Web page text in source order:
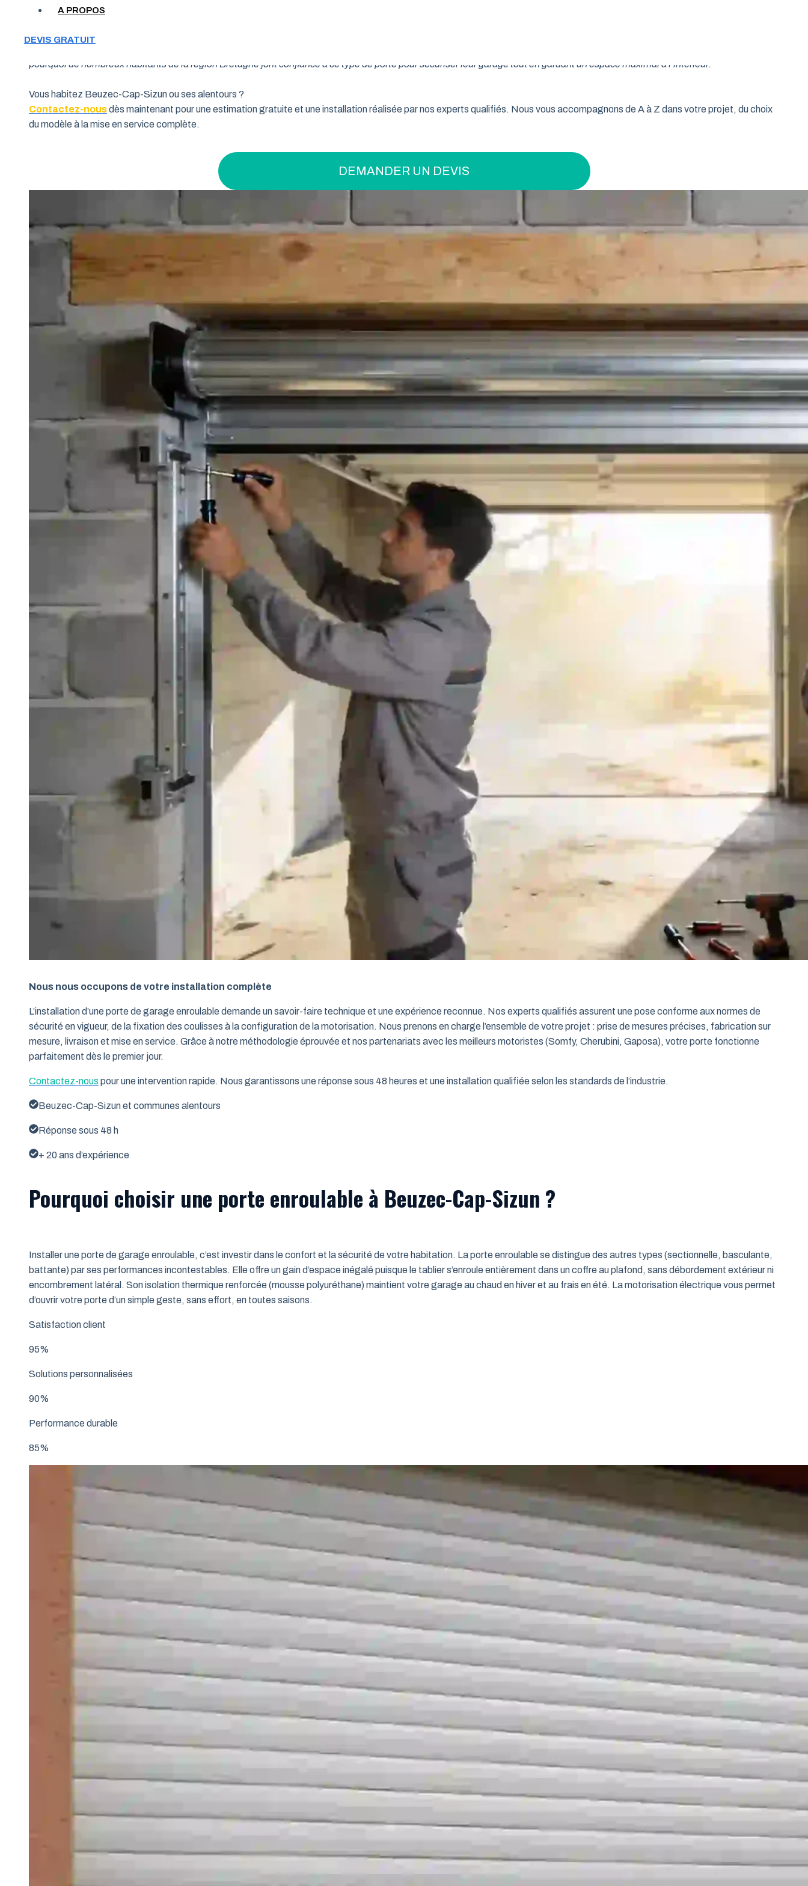
A PROPOS
DEVIS GRATUIT
pourquoi de nombreux habitants de la région Bretagne font confiance à ce type de porte pour sécuriser leur garage tout en gardant un espace maximal à l’intérieur.
Vous habitez Beuzec-Cap-Sizun ou ses alentours ?
Contactez-nousdès maintenant pour une estimation gratuite et une installation réalisée par nos experts qualifiés. Nous vous accompagnons de A à Z dans votre projet, du choix
du modèle à la mise en service complète.
DEMANDER UN DEVIS
Nous nous occupons de votre installation complète
L’installation d’une porte de garage enroulable demande un savoir-faire technique et une expérience reconnue. Nos experts qualifiés assurent une pose conforme aux normes de
sécurité en vigueur, de la fixation des coulisses à la configuration de la motorisation. Nous prenons en charge l’ensemble de votre projet : prise de mesures précises, fabrication sur
mesure, livraison et mise en service. Grâce à notre méthodologie éprouvée et nos partenariats avec les meilleurs motoristes (Somfy, Cherubini, Gaposa), votre porte fonctionne
parfaitement dès le premier jour.
Contactez-nous pour une intervention rapide. Nous garantissons une réponse sous 48 heures et une installation qualifiée selon les standards de l’industrie.
Beuzec-Cap-Sizun et communes alentours
Réponse sous 48 h
+ 20 ans d’expérience
Pourquoi choisir une porte enroulable à Beuzec-Cap-Sizun ?
Installer une porte de garage enroulable, c’est investir dans le confort et la sécurité de votre habitation. La porte enroulable se distingue des autres types (sectionnelle, basculante,
battante) par ses performances incontestables. Elle offre un gain d’espace inégalé puisque le tablier s’enroule entièrement dans un coffre au plafond, sans débordement extérieur ni
encombrement latéral. Son isolation thermique renforcée (mousse polyuréthane) maintient votre garage au chaud en hiver et au frais en été. La motorisation électrique vous permet
d’ouvrir votre porte d’un simple geste, sans effort, en toutes saisons.
Satisfaction client
95%
Solutions personnalisées
90%
Performance durable
85%